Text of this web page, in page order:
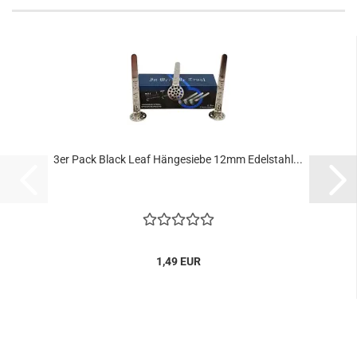
3er Pack Black Leaf Hängesiebe 12mm Edelstahl...
1,49 EUR